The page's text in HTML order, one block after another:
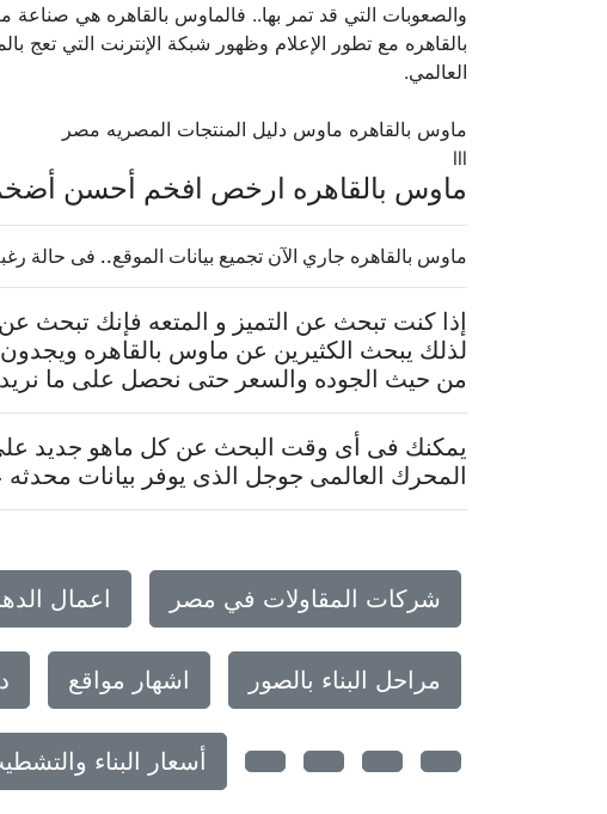
والصعوبات التي قد تمر بها.. فالماوس بالقاهره هي
بالقاهره مع تطور الإعلام وظهور شبكة الإنترنت التي تعج
العالمي.
ماوس بالقاهره ماوس دليل المنتجات المصريه مصر
lll
ماوس بالقاهره ارخص افخم أحسن
ماوس بالقاهره جاري الآن تجميع بيانات الموقع.. فى حالة رغبة
إذا كنت تبحث عن التميز و المتعه فإنك تبحث
لذلك يبحث الكثيرين عن ماوس بالقاهره
من حيث الجوده والسعر حتى نحصل على ما نريد
يمكنك فى أى وقت البحث عن كل ماهو جديد على
المحرك العالمى جوجل الذى يوفر بيانات محدثه
شركات المقاولات في مصر اعمال
مراحل البناء بالصور اشهار مواقع
أسعار البناء